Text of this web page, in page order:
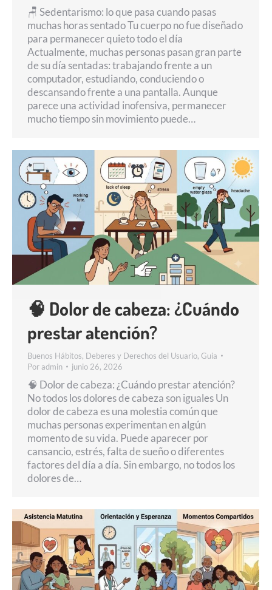
🪑 Sedentarismo: lo que pasa cuando pasas
muchas horas sentado Tu cuerpo no fue diseñado
para permanecer quieto todo el día
Actualmente, muchas personas pasan gran parte
de su día sentadas: trabajando frente a un
computador, estudiando, conduciendo o
descansando frente a una pantalla. Aunque
parece una actividad inofensiva, permanecer
mucho tiempo sin movimiento puede…
🧠 Dolor de cabeza: ¿Cuándo
prestar atención?
Buenos Hábitos, Deberes y Derechos del Usuario, Guia
Poradmin junio 26, 2026
🧠 Dolor de cabeza: ¿Cuándo prestar atención?
No todos los dolores de cabeza son iguales Un
dolor de cabeza es una molestia común que
muchas personas experimentan en algún
momento de su vida. Puede aparecer por
cansancio, estrés, falta de sueño o diferentes
factores del día a día. Sin embargo, no todos los
dolores de…